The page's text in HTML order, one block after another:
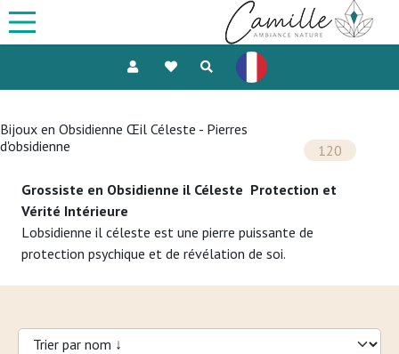
Bijoux en Obsidienne Œil Céleste - Pierres
d'obsidienne
120
Grossiste en Obsidienne il Céleste  Protection et
Vérité Intérieure
Lobsidienne il céleste est une pierre puissante de
protection psychique et de révélation de soi.